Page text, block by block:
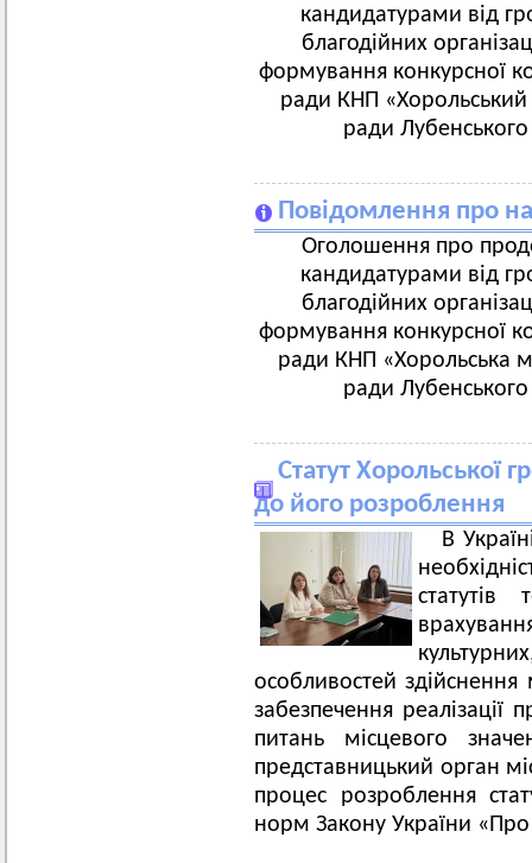
кандидатурами від
благодійних
формування конкурсної
ради КНП «Хорольський
ради Лубенського
Повідомлення про
Оголошення про
кандидатурами від
благодійних
формування конкурсної
ради КНП «Хорольська
ради Лубенського
Статут Хорольської
до його розроблення
В
особливостей
забезпечення реалізації
питань місцевого
представницький орган
процес розроблення
норм Закону України